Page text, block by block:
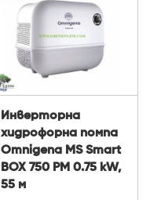
Инверторна
хидрофорна помпа
Omnigena MS Smart
BOX 750 PM 0.75 kW,
55 м